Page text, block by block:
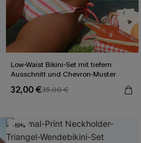
Low-Waist Bikini-Set mit tiefem
Ausschnitt und Chevron-Muster
32,00 €35,00 €
-19%